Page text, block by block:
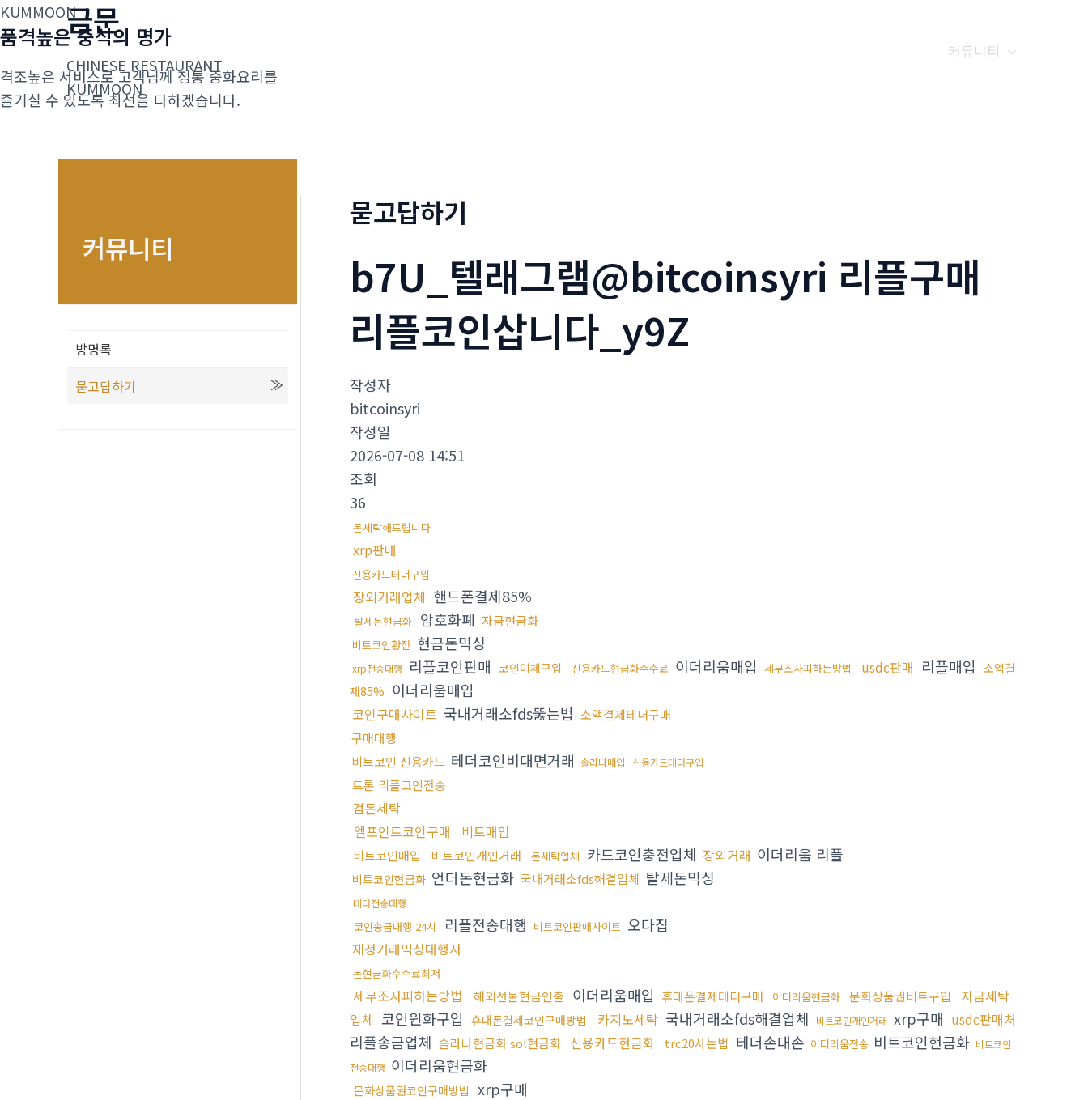
콘
텐
로
건
금문
CHINESE RESTAURANT
KUMMOON
커뮤니티
KUMMOON
품격높은 중식의 명가
격조높은 서비스로 고객님께 정통 중화요리를
즐기실 수 있도록 최선을 다하겠습니다.
커뮤니티
방명록
묻고답하기
묻고답하기
b7U_텔래그램@bitcoinsyri 리플구매
리플코인삽니다_y9Z
작성자
bitcoinsyri
작성일
2026-07-08 14:51
조회
36
돈세탁해드립니다
xrp판매
신용카드테더구입
장외거래업체 핸드폰결제85%
탈세돈현금화 암호화폐 자금현금화
비트코인환전 현금돈믹싱
xrp전송대행 리플코인판매 코인이체구입 신용카드현금화수수료 이더리움매입 세무조사피하는방법 usdc판매 리플매입 소액결
제85% 이더리움매입
코인구매사이트 국내거래소fds뚫는법 소액결제테더구매
구매대행
비트코인 신용카드 테더코인비대면거래 솔라나매입 신용카드테더구입
트론 리플코인전송
검돈세탁
엘포인트코인구매
비트매입
비트코인매입 비트코인개인거래 돈세탁업체 카드코인충전업체 장외거래 이더리움 리플
비트코인현금화 언더돈현금화 국내거래소fds해결업체 탈세돈믹싱
테더전송대행
코인송금대행 24시 리플전송대행 비트코인판매사이트 오다집
재정거래믹싱대행사
돈현금화수수료최저
세무조사피하는방법 해외선물현금인출 이더리움매입 휴대폰결제테더구매 이더리움현금화 문화상품권비트구입
자금세탁
업체 코인원화구입 휴대폰결제코인구매방법 카지노세탁 국내거래소fds해결업체 비트코인개인거래 xrp구매 usdc판매처
리플송금업체 솔라나현금화 sol현금화 신용카드현금화 trc20사는법 테더손대손 이더리움전송 비트코인현금화 비트코인
전송대행 이더리움현금화
문화상품권코인구매방법 xrp구매